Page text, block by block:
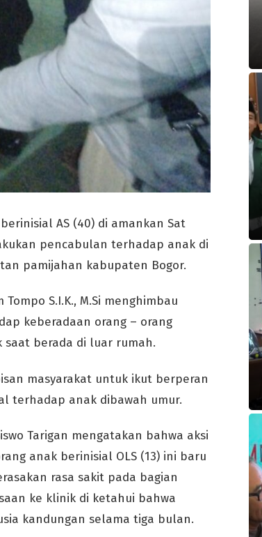
AS (40) di amankan Sat
pencabulan terhadap anak di
pamijahan kabupaten Bogor.
S.I.K., M.Si menghimbau
keberadaan orang – orang
berada di luar rumah.
masyarakat untuk ikut berperan
terhadap anak dibawah umur.
Tarigan mengatakan bahwa aksi
anak berinisial OLS (13) ini baru
rasa sakit pada bagian
ke klinik di ketahui bahwa
kandungan selama tiga bulan.